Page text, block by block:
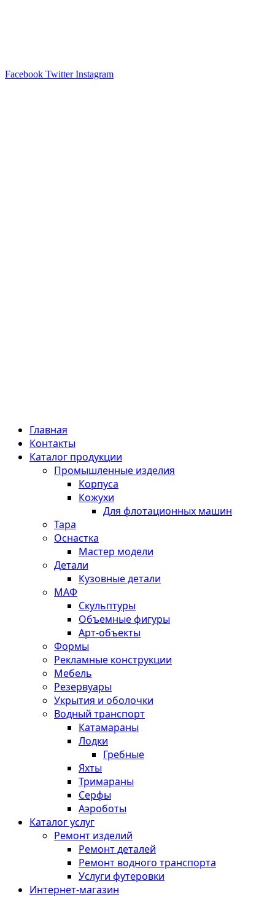
Facebook Twitter Instagram
Главная
Контакты
Каталог продукции
Промышленные изделия
Корпуса
Кожухи
Для флотационных машин
Тара
Оснастка
Мастер модели
Детали
Кузовные детали
МАФ
Скульптуры
Объемные фигуры
Арт-объекты
Формы
Рекламные конструкции
Мебель
Резервуары
Укрытия и оболочки
Водный транспорт
Катамараны
Лодки
Гребные
Яхты
Тримараны
Серфы
Аэроботы
Каталог услуг
Ремонт изделий
Ремонт деталей
Ремонт водного транспорта
Услуги футеровки
Интернет-магазин